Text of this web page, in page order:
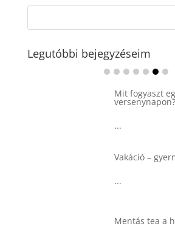
Legutóbbi bejegyzéseim
Mit fogyaszt egy élsportoló a
versenynapon?
Vakáció – gyermekek étkezése
Mentás tea a hőségben